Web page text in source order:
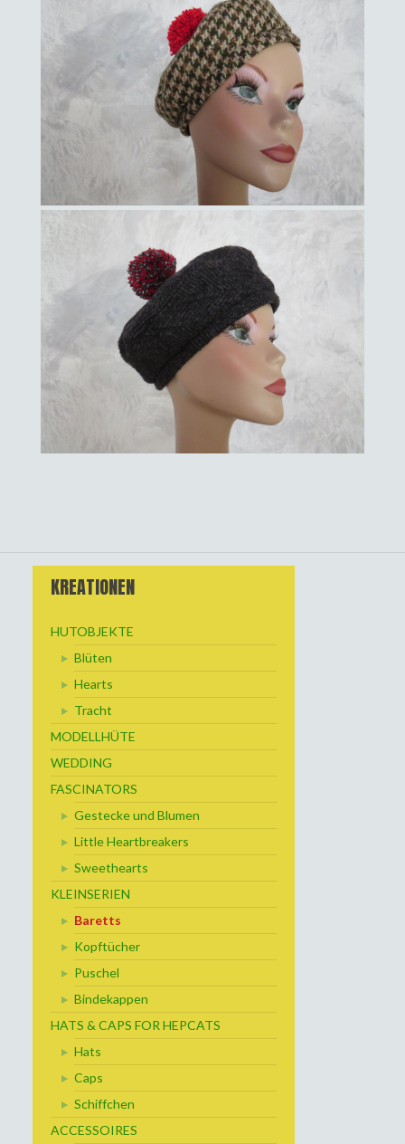
KREATIONEN
HUTOBJEKTE
Blüten
Hearts
Tracht
MODELLHÜTE
WEDDING
FASCINATORS
Gestecke und Blumen
Little Heartbreakers
Sweethearts
KLEINSERIEN
Baretts
Kopftücher
Puschel
Bindekappen
HATS & CAPS FOR HEPCATS
Hats
Caps
Schiffchen
ACCESSOIRES